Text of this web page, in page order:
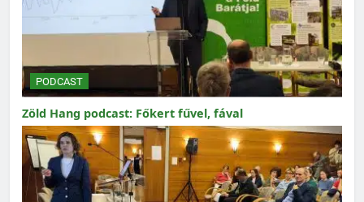
PODCAST
Zöld Hang podcast: Főkert fűvel, fával